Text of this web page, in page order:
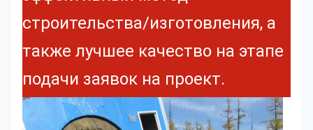
строительства/изготовления, а
также лучшее качество на этапе
подачи заявок на проект.